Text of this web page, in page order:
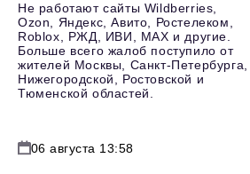
Не работают сайты Wildberries,
Ozon, Яндекс, Авито, Ростелеком,
Roblox, РЖД, ИВИ, MAX и другие.
Больше всего жалоб поступило от
жителей Москвы, Санкт-Петербурга,
Нижегородской, Ростовской и
Тюменской областей.
06 августа 13:58